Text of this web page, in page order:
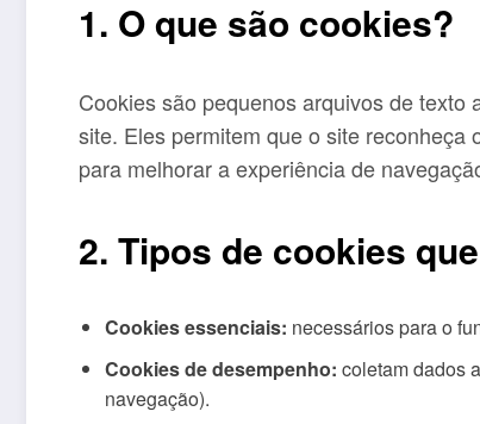
1. O que são cookies?
Cookies são pequenos arquivos de
site. Eles permitem que o site reconheça
para melhorar a experiência de
2. Tipos de cookies
Cookies essenciais: necessários para o
Cookies de desempenho: coletam dados
navegação).